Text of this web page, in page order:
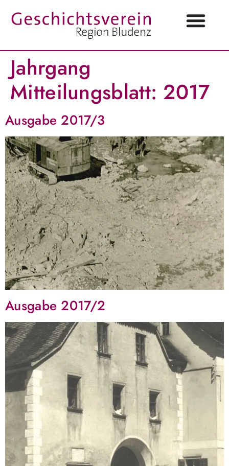
Jahrgang
Mitteilungsblatt: 2017
Ausgabe 2017/3
Ausgabe 2017/2